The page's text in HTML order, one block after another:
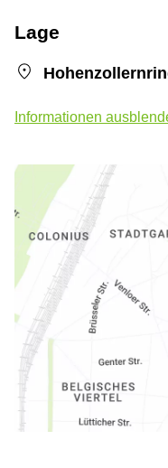
Lage
Informationen